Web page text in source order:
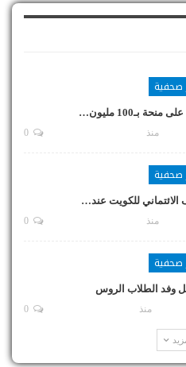
صحفية
بـ100 مليون…
منذ
صحفية
للكويت عند…
منذ
صحفية
وفد الطلاب الروس
منذ